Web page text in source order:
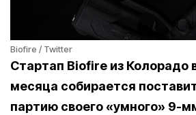
Biofire / Twitter
Стартап Biofire из Колорадо
месяца собирается
партию своего «умного» 9-